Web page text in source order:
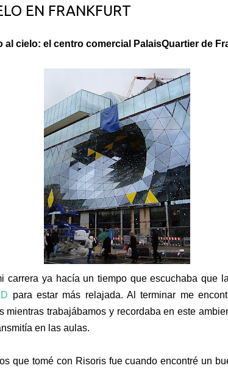
EN FRANKFURT
al cielo: el centro comercial PalaisQuartier de
carrera ya hacía un tiempo que escuchaba que la
para estar más relajada. Al terminar me
mientras trabajábamos y recordaba en este
en las aulas.
que tomé con Risoris fue cuando encontré un